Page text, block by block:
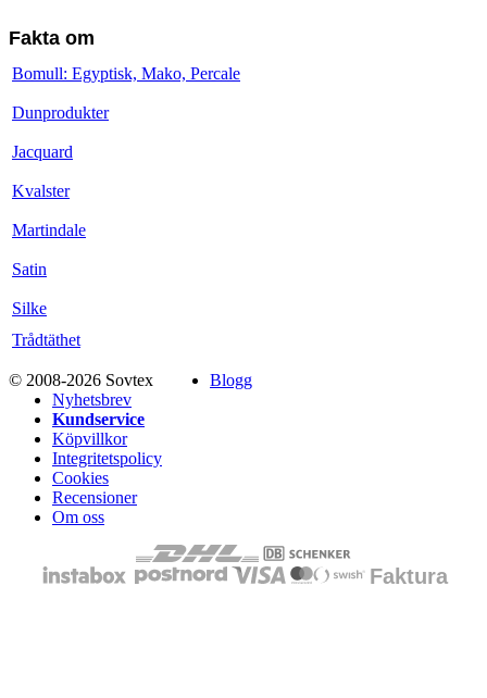
Fakta om
Bomull: Egyptisk, Mako, Percale
Dunprodukter
Jacquard
Kvalster
Martindale
Satin
Silke
Trådtäthet
© 2008-2026 Sovtex
Blogg
Nyhetsbrev
Kundservice
Köpvillkor
Integritetspolicy
Cookies
Recensioner
Om oss